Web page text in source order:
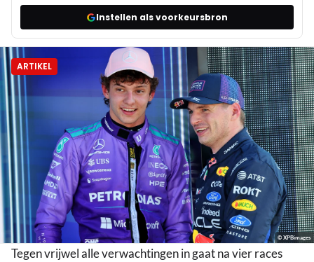
Instellen als voorkeursbron
ARTIKEL
© XPBimages
Tegen vrijwel alle verwachtingen in gaat na vier races